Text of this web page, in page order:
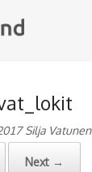
Silja Vatunen
Next →